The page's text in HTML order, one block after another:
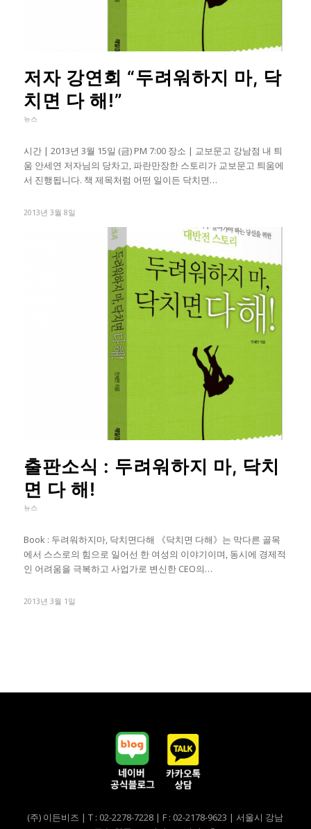
저자 강연회 “두려워하지 마, 닥
치면 다 해!”
뉴스
시간 | 2013년 3월 15일 (금) PM 7:00 장소 | 교보문고 강남점 내 틔
움 안세연 저자님의 당차고, 파란만장한 스토리가 교보문고 틔움에
서 진행됩니다. 책 제목처럼 어떤 일이든 닥치면…
2013년 3월 8일
출판소식 : 두려워하지 마, 닥치
면 다 해!
뉴스
Book : 두려워하지마, 닥치면다해 《닥치면 다해》는 막다른 골목
에서 스스로의 힘으로 일어선 한 여성의 이야기이며, 동시에 경제적
인 어려움을 극복하고 사업가로 변신한 CEO의…
2013년 3월 1일
(주) 이든비즈 | T : 02-2278-7228 | F : 02-2178-9623 | 서울시 강남